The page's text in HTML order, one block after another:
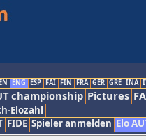
ENG ESP FAI FIN FRA GER GRE INA
championship Pictures
Elozahl
FIDE Spieler anmelden Elo